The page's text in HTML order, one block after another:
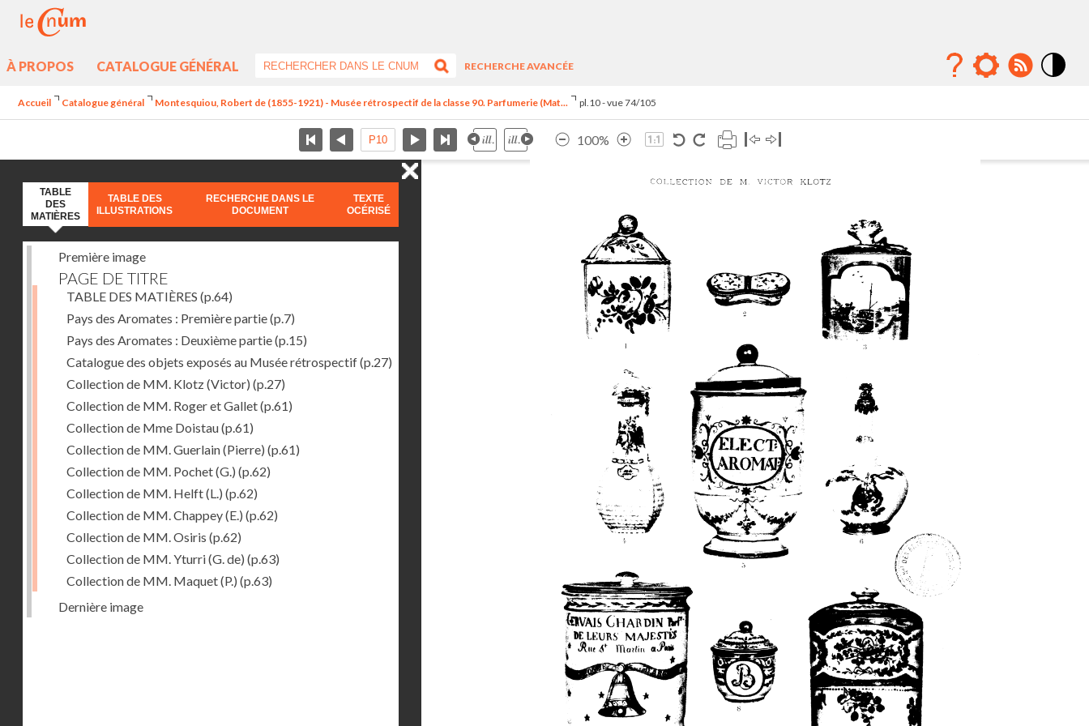
À PROPOS CATALOGUE GÉNÉRAL
RECHERCHE AVANCÉE
Accueil Catalogue général Montesquiou, Robert de (1855-1921) - Musée rétrospectif de la classe 90. Parfumerie (Mat... pl.10 - vue 74/105
100%
TABLE
DES
MATIÈRES
TABLE DES
ILLUSTRATIONS
RECHERCHE DANS LE
DOCUMENT
TEXTE
OCÉRISÉ
Première image
PAGE DE TITRE
TABLE DES MATIÈRES (p.64)
Pays des Aromates : Première partie(p.7)
Pays des Aromates : Deuxième partie(p.15)
Catalogue des objets exposés au Musée rétrospectif(p.27)
Collection de MM. Klotz (Victor) (p.27)
Collection de MM. Roger et Gallet(p.61)
Collection de Mme Doistau(p.61)
Collection de MM. Guerlain (Pierre) (p.61)
Collection de MM. Pochet (G.) (p.62)
Collection de MM. Helft (L.) (p.62)
Collection de MM. Chappey (E.) (p.62)
Collection de MM. Osiris (p.62)
Collection de MM. Yturri (G. de) (p.63)
Collection de MM. Maquet (P.) (p.63)
Dernière image